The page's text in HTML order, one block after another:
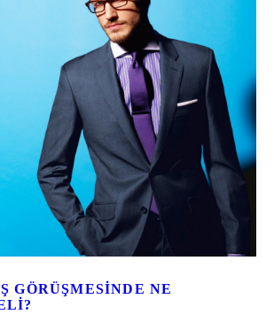
GÖRÜŞMESINDE NE